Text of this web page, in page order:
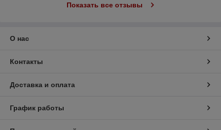
Показать все отзывы
О нас
Контакты
Доставка и оплата
График работы